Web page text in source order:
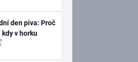
den piva: Proč
v horku